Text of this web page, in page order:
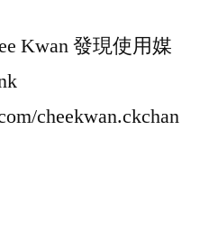
Kwan 發現使用媒
cheekwan.ckchan